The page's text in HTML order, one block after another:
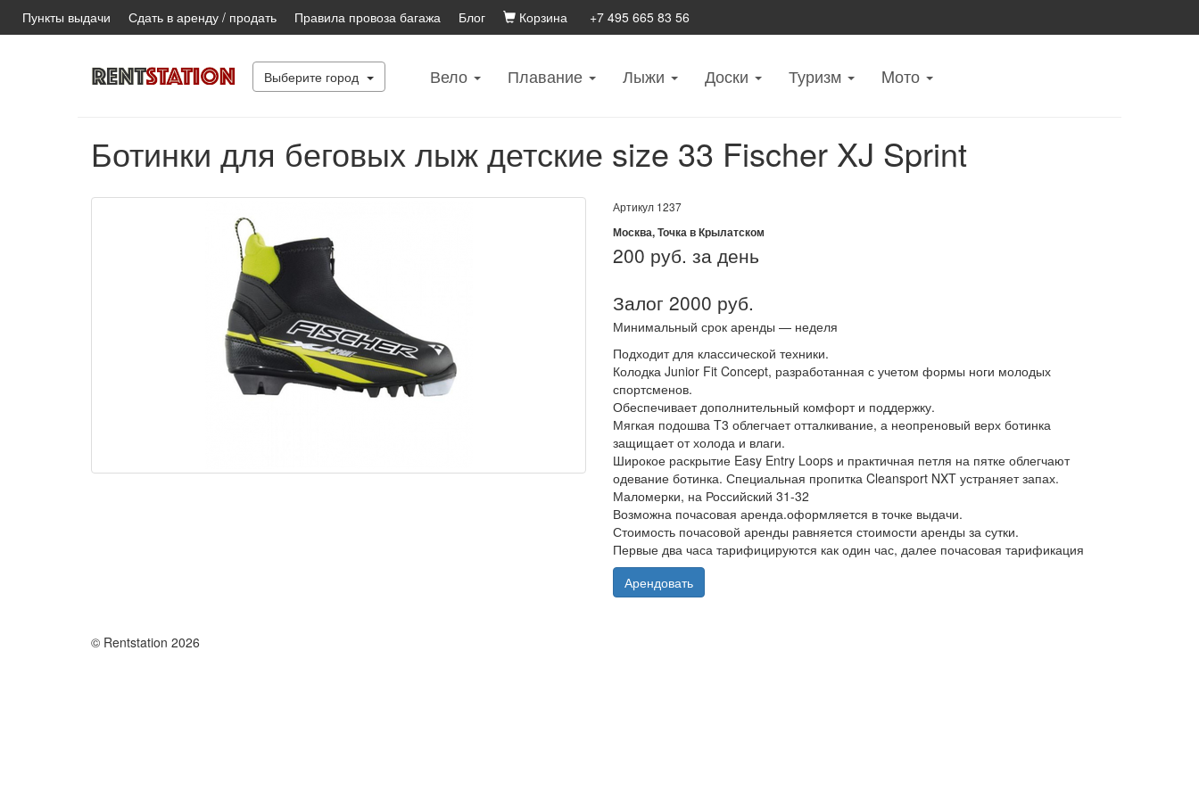
Пункты выдачи Сдать в аренду / продать Правила провоза багажа Блог Корзина +7 495 665 83 56
Выберите город Вело Плавание Лыжи Доски Туризм Mото
Ботинки для беговых лыж детские size 33 Fischer XJ Sprint
Артикул 1237
Москва, Точка в Крылатском
200 руб. за день
Залог 2000 руб.
Минимальный срок аренды — неделя
Подходит для классической техники.
Колодка Junior Fit Concept, разработанная с учетом формы ноги молодых
спортсменов.
Обеспечивает дополнительный комфорт и поддержку.
Мягкая подошва T3 облегчает отталкивание, а неопреновый верх ботинка
защищает от холода и влаги.
Широкое раскрытие Easy Entry Loops и практичная петля на пятке облегчают
одевание ботинка. Специальная пропитка Cleansport NXT устраняет запах.
Маломерки, на Российский 31-32
Возможна почасовая аренда.оформляется в точке выдачи.
Стоимость почасовой аренды равняется стоимости аренды за сутки.
Первые два часа тарифицируются как один час, далее почасовая тарификация
Арендовать
© Rentstation 2026